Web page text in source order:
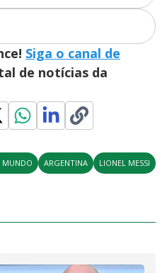
Siga o canal de
de notícias da
MUNDO ARGENTINA LIONEL MESSI